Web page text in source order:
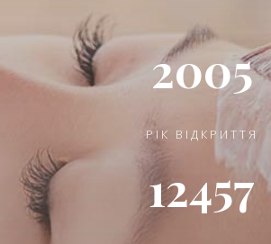
2005
РІК ВІДКРИТТЯ
12457